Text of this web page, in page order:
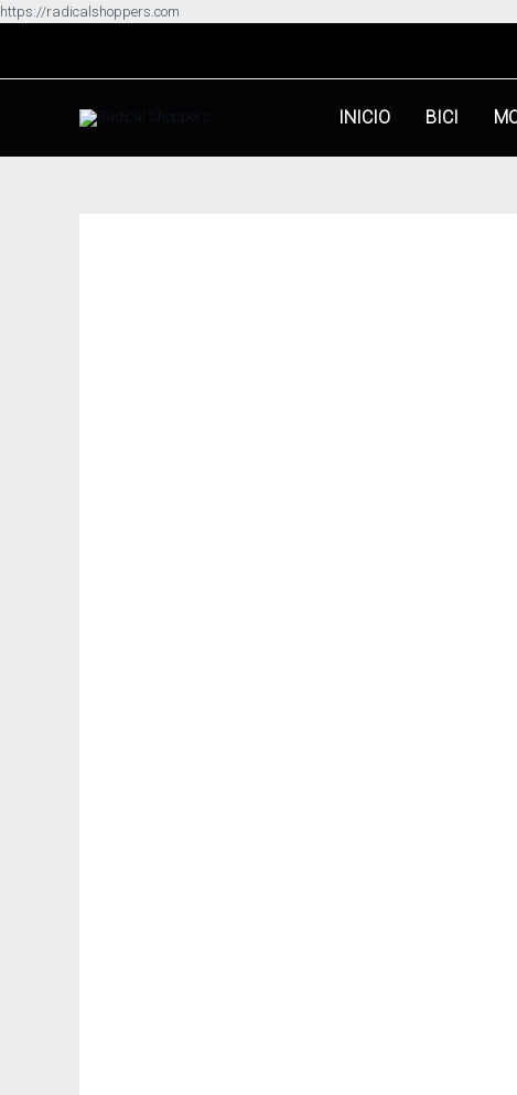
https://radicalshoppers.com
INICIO BICI